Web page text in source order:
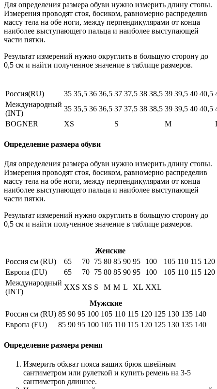
Для определения размера обуви нужно измерить длину стопы.
Измерения проводят стоя, босиком, равномерно распределив
массу тела на обе ноги, между перпендикулярами от конца
наиболее выступающего пальца и наиболее выступающей
части пятки.
Результат измерений нужно округлить в большую сторону до
0,5 см и найти полученное значение в таблице размеров.
Россия(RU) 35 35,5 36 36,5 37 37,5 38 38,5 39 39,5 40 40,5
Международный
(INT)
35 35,5 36 36,5 37 37,5 38 38,5 39 39,5 40 40,5
BOGNER
XS S M
Определение размера обуви
Для определения размера обуви нужно измерить длину стопы.
Измерения проводят стоя, босиком, равномерно распределив
массу тела на обе ноги, между перпендикулярами от конца
наиболее выступающего пальца и наиболее выступающей
части пятки.
Результат измерений нужно округлить в большую сторону до
0,5 см и найти полученное значение в таблице размеров.
Женские
Россия см (RU)
65 70 75 80 85 90 95 100 105 110 115 120
Европа (EU)
65 70 75 80 85 90 95 100 105 110 115 120
Международный
(INT)
XXS XS S M M L XL XXL
Мужские
Россия см (RU) 85 90 95 100 105 110 115 120 125 130 135 140
Европа (EU)
85 90 95 100 105 110 115 120 125 130 135 140
Определение размера ремня
Измерить обхват пояса ваших брюк швейным
сантиметром или рулеткой и купить ремень на 3-5
сантиметров длиннее.